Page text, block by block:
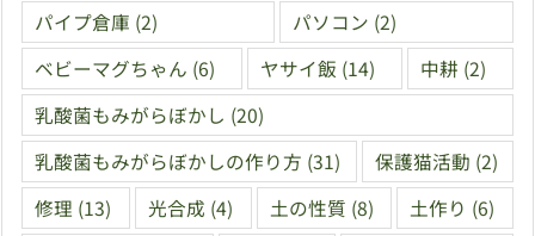
パイプ倉庫 (2) パソコン (2)
ベビーマグちゃん (6) ヤサイ飯 (14) 中耕 (2)
乳酸菌もみがらぼかし (20)
乳酸菌もみがらぼかしの作り方 (31) 保護猫活動 (2)
修理 (13) 光合成 (4) 土の性質 (8) 土作り (6)